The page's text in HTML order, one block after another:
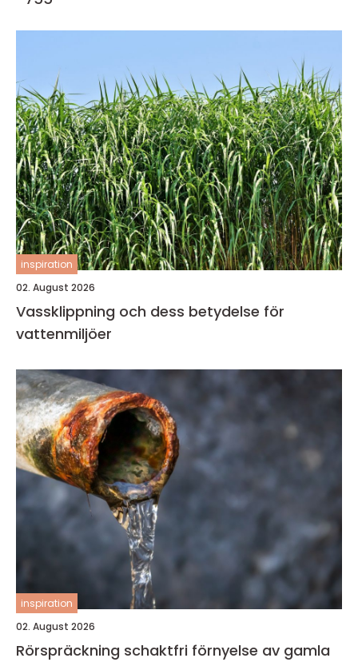
inspiration
02. August 2026
Vassklippning och dess betydelse för
vattenmiljöer
inspiration
02. August 2026
Rörspräckning schaktfri förnyelse av gamla